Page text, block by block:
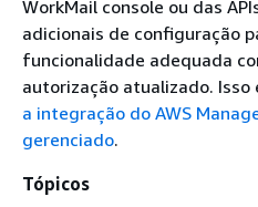
WorkMail console ou das
adicionais de configuração
funcionalidade adequada
autorização atualizado. Isso
a integração do AWS
gerenciado.
Tópicos